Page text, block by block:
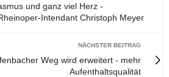
und ganz viel Herz -
Intendant Christoph Meyer
NÄCHSTER BEITRAG
Weg wird erweitert - mehr
Aufenthaltsqualität